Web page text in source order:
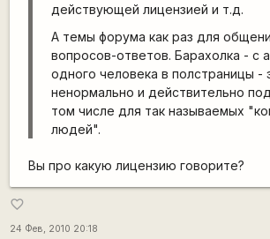
действующей лицензией и т.д.
А темы форума как раз для
вопросов-ответов. Барахолка - с
одного человека в полстраницы -
ненормально и действительно
том числе для так называемых
людей".
Вы про какую лицензию говорите?
favorite_border
24 Фев, 2010 20:18